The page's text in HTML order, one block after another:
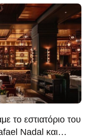
το εστιατόριο του
Nadal και…